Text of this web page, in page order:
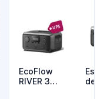
EcoFlow
RIVER 3
de